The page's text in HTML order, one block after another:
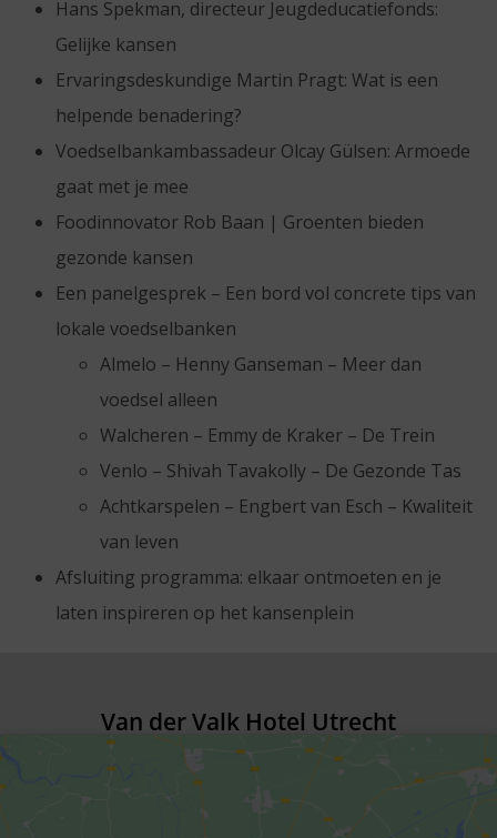
Hans Spekman, directeur Jeugdeducatiefonds:
Gelijke kansen
Ervaringsdeskundige Martin Pragt: Wat is een
helpende benadering?
Voedselbankambassadeur Olcay Gülsen: Armoede
gaat met je mee
Foodinnovator Rob Baan | Groenten bieden
gezonde kansen
Een panelgesprek – Een bord vol concrete tips van
lokale voedselbanken
Almelo – Henny Ganseman – Meer dan
voedsel alleen
Walcheren – Emmy de Kraker – De Trein
Venlo – Shivah Tavakolly – De Gezonde Tas
Achtkarspelen – Engbert van Esch – Kwaliteit
van leven
Afsluiting programma: elkaar ontmoeten en je
laten inspireren op het kansenplein
Van der Valk Hotel Utrecht